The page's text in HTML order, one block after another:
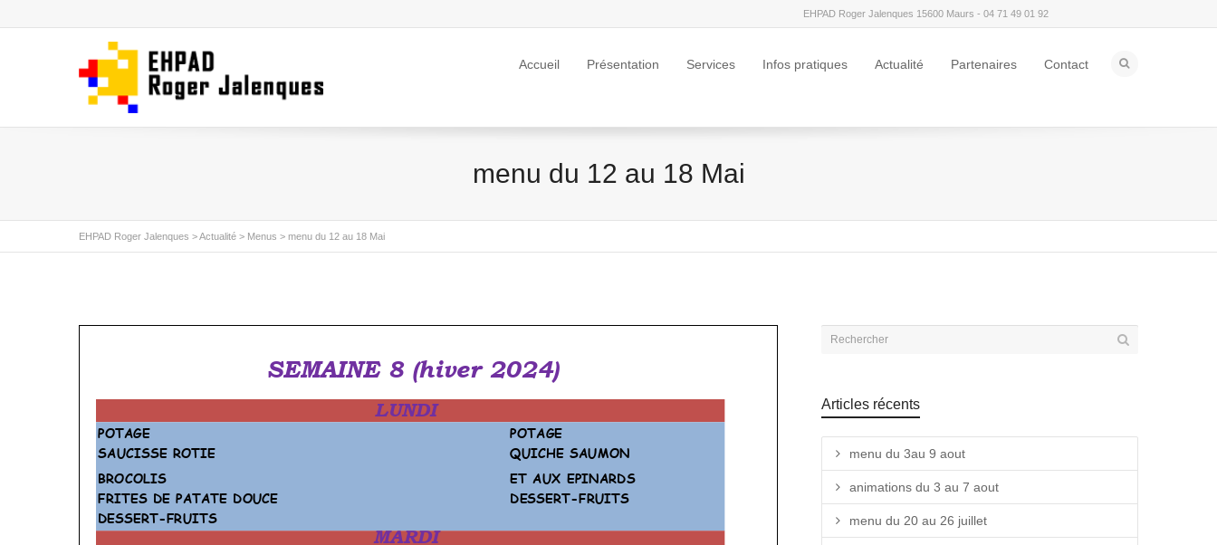
EHPAD Roger Jalenques 15600 Maurs - 04 71 49 01 92
Accueil Présentation Services Infos pratiques Actualité Partenaires Contact
menu du 12 au 18 Mai
EHPAD Roger Jalenques >Actualité > Menus > menu du 12 au 18 Mai
Articles récents
menu du 3au 9 aout
animations du 3 au 7 aout
menu du 20 au 26 juillet